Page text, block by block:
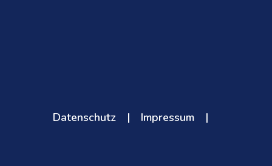
Datenschutz | Impressum |